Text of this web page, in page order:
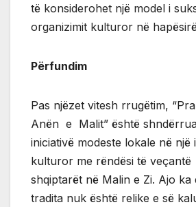
të konsiderohet një model i
organizimit kulturor në
Përfundim
Pas njëzet vitesh rrugëtim,
Anën e Malit” është
iniciativë modeste lokale në një
kulturor me rëndësi të
shqiptarët në Malin e Zi. Ajo ka
tradita nuk është relike e së